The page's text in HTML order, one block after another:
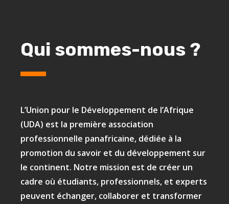
Qui sommes-nous ?
L’Union pour le Développement de l’Afrique
(UDA) est la première association
professionnelle panafricaine, dédiée à la
promotion du savoir et du développement sur
le continent. Notre mission est de créer un
cadre où étudiants, professionnels, et experts
peuvent échanger, collaborer et transformer